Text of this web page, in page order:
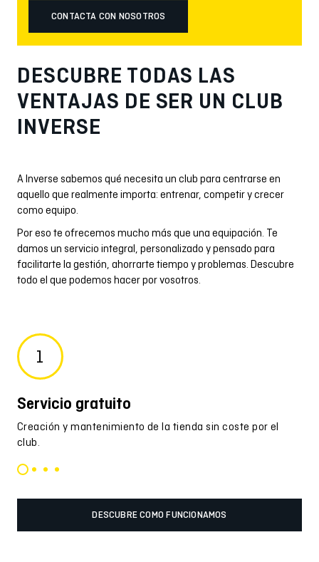
CONTACTA CON NOSOTROS
DESCUBRE TODAS LAS
VENTAJAS DE SER UN CLUB
INVERSE
A Inverse sabemos qué necesita un club para centrarse en
aquello que realmente importa: entrenar, competir y crecer
como equipo.
Por eso te ofrecemos mucho más que una equipación. Te
damos un servicio integral, personalizado y pensado para
facilitarte la gestión, ahorrarte tiempo y problemas. Descubre
todo el que podemos hacer por vosotros.
1
Servicio gratuito
Creación y mantenimiento de la tienda sin coste por el
club.
DESCUBRE COMO FUNCIONAMOS